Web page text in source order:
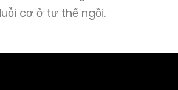
cơ ở tư thế ngồi.